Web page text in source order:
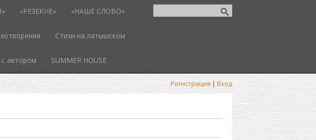
«РЕЗЕКНЕ» «НАШЕ СЛОВО»
Стихи на латышском
с автором SUMMER HOUSE
Регистрация | Вход